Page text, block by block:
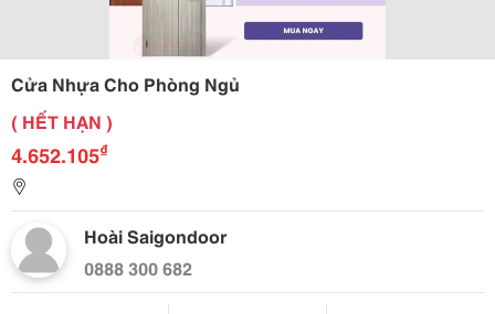
Cửa Nhựa Cho Phòng Ngủ
( HẾT HẠN )
4.652.105₫
Hoài Saigondoor
0888 300 682